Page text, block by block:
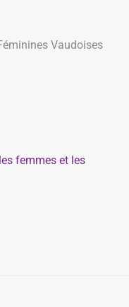
Vaudoises
femmes et les